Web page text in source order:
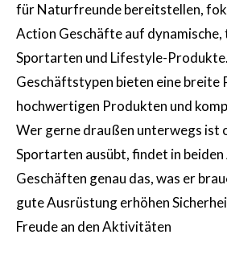
für Naturfreunde bereitstellen,
Action Geschäfte auf
Sportarten und Lifestyle-
Geschäftstypen bieten eine breite
hochwertigen Produkten und
Wer gerne draußen unterwegs ist
Sportarten ausübt, findet in
Geschäften genau das, was er
gute Ausrüstung erhöhen
Freude an den Aktivitäten